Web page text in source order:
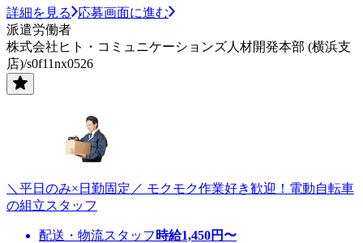
詳細を見る
応募画面に進む
派遣労働者
株式会社ヒト・コミュニケーションズ人材開発本部 (横浜支
店)/s0f11nx0526
＼平日のみ×日勤固定／ モクモク作業好き歓迎！電動自転車
の組立スタッフ
配送・物流スタッフ 時給1,450円〜